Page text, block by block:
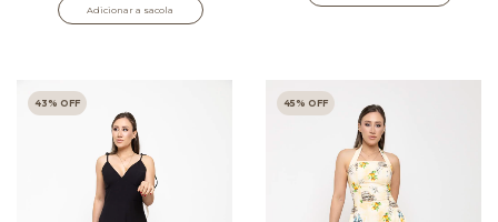
Adicionar a sacola
43 % OFF 45 % OFF